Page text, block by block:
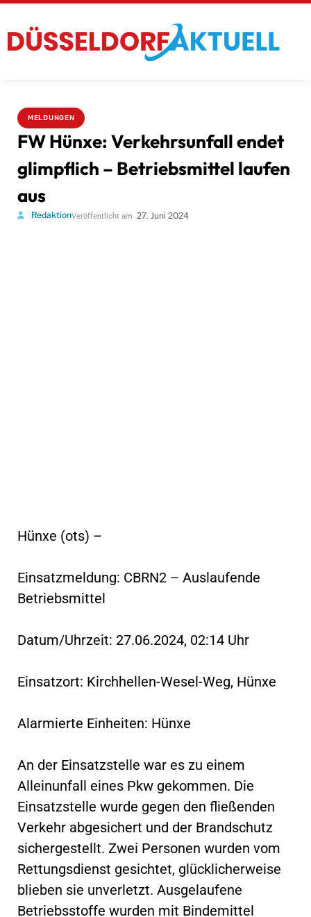
MELDUNGEN
FW Hünxe: Verkehrsunfall endet
glimpflich – Betriebsmittel laufen
aus
RedaktionVeröffentlicht am 27. Juni 2024
Hünxe (ots) –
Einsatzmeldung: CBRN2 – Auslaufende
Betriebsmittel
Datum/Uhrzeit: 27.06.2024, 02:14 Uhr
Einsatzort: Kirchhellen-Wesel-Weg, Hünxe
Alarmierte Einheiten: Hünxe
An der Einsatzstelle war es zu einem
Alleinunfall eines Pkw gekommen. Die
Einsatzstelle wurde gegen den fließenden
Verkehr abgesichert und der Brandschutz
sichergestellt. Zwei Personen wurden vom
Rettungsdienst gesichtet, glücklicherweise
blieben sie unverletzt. Ausgelaufene
Betriebsstoffe wurden mit Bindemittel